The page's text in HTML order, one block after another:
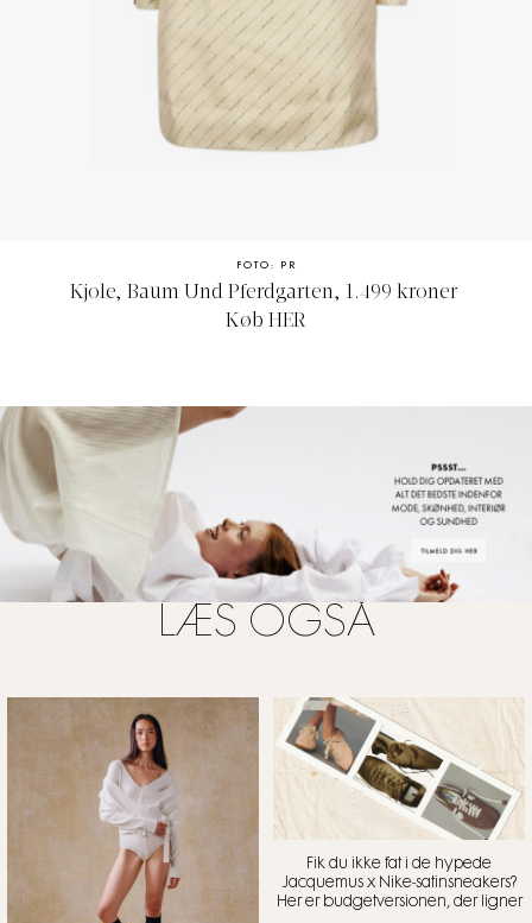
FOTO: PR
Kjole, Baum Und Pferdgarten, 1.499 kroner
Køb HER
LÆS OGSÅ
Fik du ikke fat i de hypede
Jacquemus x Nike-satinsneakers?
Her er budgetversionen, der ligner